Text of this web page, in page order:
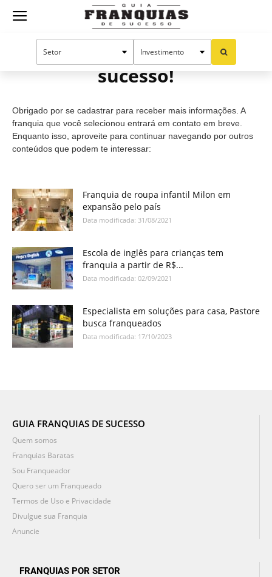
Guia
Cadastro efetuado com
sucesso!
Obrigado por se cadastrar para receber mais informações. A
franquia que você selecionou entrará em contato em breve.
Enquanto isso, aproveite para continuar navegando por outros
conteúdos que podem te interessar:
Franquia de roupa infantil Milon em
expansão pelo país
Data modificada: 31/08/2021
Escola de inglês para crianças tem
franquia a partir de R$...
Data modificada: 02/09/2021
Especialista em soluções para casa, Pastore
busca franqueados
Data modificada: 17/10/2023
GUIA FRANQUIAS DE SUCESSO
Quem somos
Franquias Baratas
Sou Franqueador
Quero ser um Franqueado
Termos de Uso e Privacidade
Divulgue sua Franquia
Anuncie
FRANQUIAS POR SETOR